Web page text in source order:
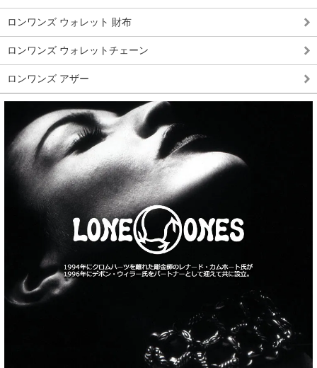
ロンワンズ ウォレット 財布
ロンワンズ ウォレットチェーン
ロンワンズ アザー